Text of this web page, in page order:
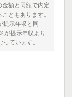
額と同額で内定
ともあります。
提示年収と同
が提示年収より
ています。